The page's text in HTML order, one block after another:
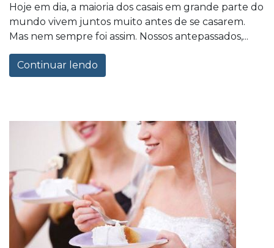
Hoje em dia, a maioria dos casais em grande parte do
mundo vivem juntos muito antes de se casarem.
Mas nem sempre foi assim. Nossos antepassados,...
Continuar lendo